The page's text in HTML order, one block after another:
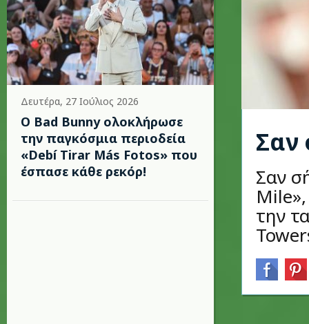
Δευτέρα, 27 Ιούλιος 2026
Ο Bad Bunny ολοκλήρωσε
την παγκόσμια περιοδεία
«Debí Tirar Más Fotos» που
έσπασε κάθε ρεκόρ!
Σαν
Σαν
την